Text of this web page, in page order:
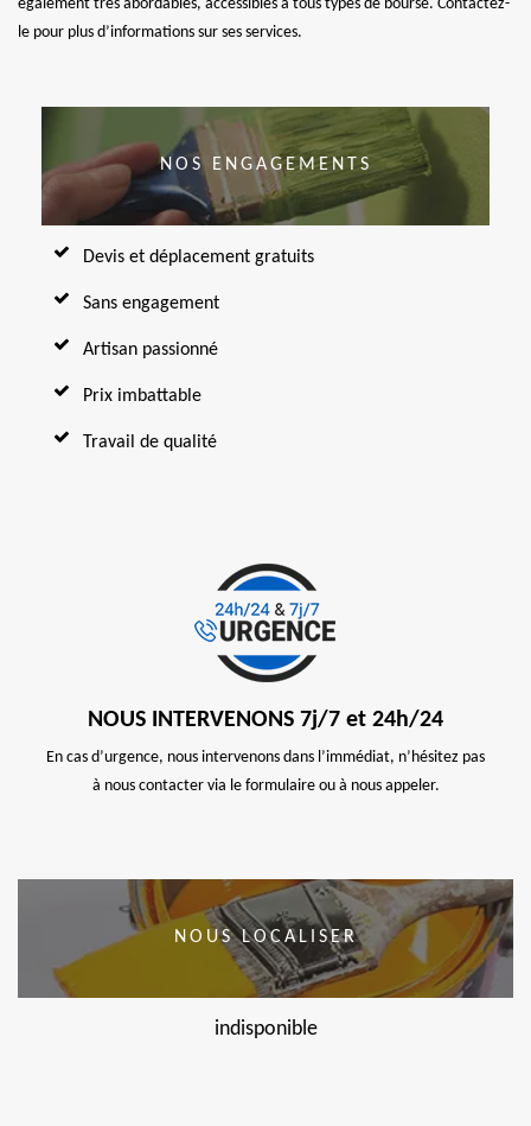
également très abordables, accessibles à tous types de bourse. Contactez-
le pour plus d’informations sur ses services.
NOS ENGAGEMENTS
Devis et déplacement gratuits
Sans engagement
Artisan passionné
Prix imbattable
Travail de qualité
NOUS INTERVENONS 7j/7 et 24h/24
En cas d’urgence, nous intervenons dans l’immédiat, n’hésitez pas
à nous contacter via le formulaire ou à nous appeler.
NOUS LOCALISER
indisponible